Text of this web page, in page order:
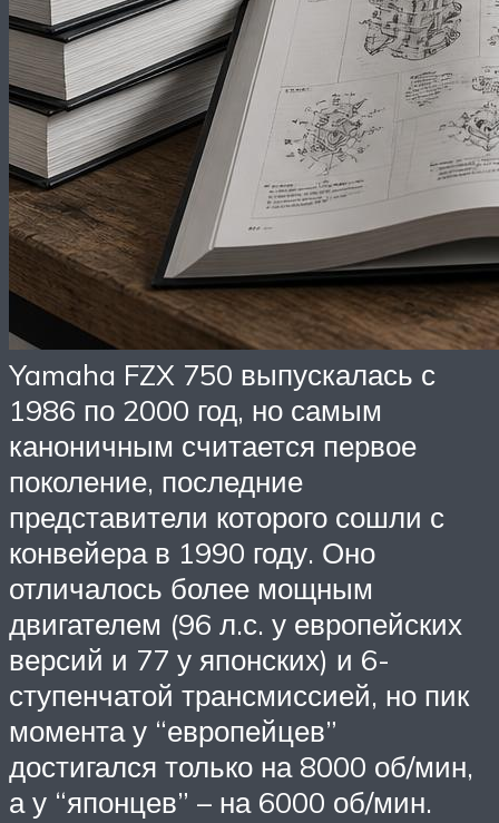
Yamaha FZX 750 выпускалась с
1986 по 2000 год, но самым
каноничным считается первое
поколение, последние
представители которого сошли с
конвейера в 1990 году. Оно
отличалось более мощным
двигателем (96 л.с. у европейских
версий и 77 у японских) и 6-
ступенчатой трансмиссией, но пик
момента у “европейцев”
достигался только на 8000 об/мин,
а у “японцев” – на 6000 об/мин.